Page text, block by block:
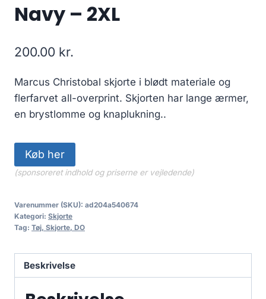
Navy – 2XL
200.00 kr.
Marcus Christobal skjorte i blødt materiale og
flerfarvet all-overprint. Skjorten har lange ærmer,
en brystlomme og knaplukning..
Køb her
(sponsoreret indhold og priserne er vejledende)
Varenummer (SKU): ad204a540674
Kategori: Skjorte
Tag: Tøj, Skjorte, DO
Beskrivelse